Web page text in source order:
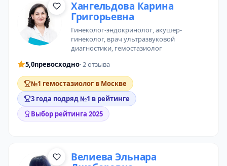
Хангельдова Карина
Григорьевна
гинеколог-эндокринолог, акушер-
гинеколог, врач ультразвуковой
диагностики, гемостазиолог
5,0превосходно· 2 отзыва
№1 гемостазиолог в Москве
3 года подряд №1 в рейтинге
Выбор рейтинга 2025
Велиева Эльнара